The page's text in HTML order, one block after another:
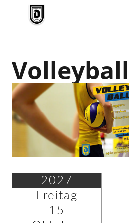
TV Jahn Duderstadt
Volleyball
2027
Freitag
15